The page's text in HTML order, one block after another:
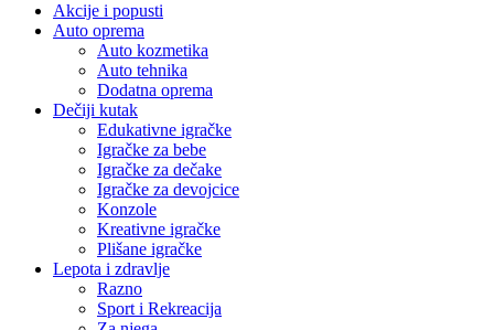
Akcije i popusti
Auto oprema
Auto kozmetika
Auto tehnika
Dodatna oprema
Dečiji kutak
Edukativne igračke
Igračke za bebe
Igračke za dečake
Igračke za devojcice
Konzole
Kreativne igračke
Plišane igračke
Lepota i zdravlje
Razno
Sport i Rekreacija